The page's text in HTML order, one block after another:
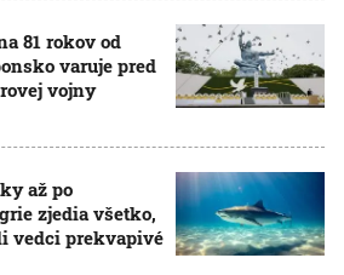
81 rokov od
varuje pred
vojny
až po
zjedia všetko,
vedci prekvapivé